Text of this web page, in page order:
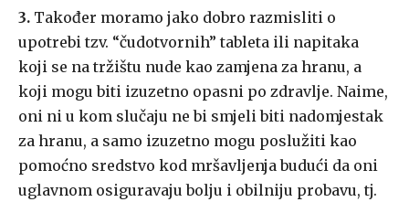
3. Također moramo jako dobro razmisliti o
upotrebi tzv. “čudotvornih” tableta ili napitaka
koji se na tržištu nude kao zamjena za hranu, a
koji mogu biti izuzetno opasni po zdravlje. Naime,
oni ni u kom slučaju ne bi smjeli biti nadomjestak
za hranu, a samo izuzetno mogu poslužiti kao
pomoćno sredstvo kod mršavljenja budući da oni
uglavnom osiguravaju bolju i obilniju probavu, tj.